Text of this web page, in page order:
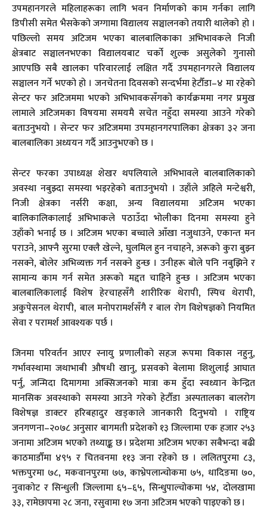
उपमहानगरले महिलाहरूका लागि भवन निर्माणको काम गर्नका लागि
डिपीसी समेत भैसकेको जग्गामा विद्यालय सञ्चालनको तयारी थालेको हो ।
पछिल्लो समय अटिजम भएका बालबालिकाका अभिभावकले निजी
क्षेत्रबाट सञ्चालनभएका विद्यालयबाट चर्को शुल्क असुलेको गुनासो
आएपछि सबै खालका परिवारलाई लक्षित गर्दै उपमहानगरले विद्यालय
सञ्चालन गर्ने भएको हो । जनचेतना दिवसको सन्दर्भमा हेटौँडा–४ मा रहेको
सेन्टर फर अटिजममा भएको अभिभावकसँगको कार्यक्रममा नगर प्रमुख
लामाले अटिजमका विषयमा समयमै सचेत नहुँदा समस्या आउने गरेको
बताउनुभयो । सेन्टर फर अटिजममा उपमहानगरपालिका क्षेत्रका ३२ जना
बालबालिका अध्ययन गर्दै आउनुभएको छ ।
सेन्टर फरका उपाध्यक्ष शेखर थपलियाले अभिभावले बालबालिकाको
अवस्था नबुझ्दा समस्या भइरहेको बताउनुभयो । उहाँले अहिले मन्टेश्वरी,
निजी क्षेत्रका नर्सरी कक्षा, अन्य विद्यालयमा अटिजम भएका
बालिकालिकालाई अभिभाकले पठाउँदा भोलीका दिनमा समस्या हुने
उहाँको भनाई छ । अटिजम भएका बच्चाले आँखा नजुधाउने, एकान्त मन
पराउने, आफ्नै सुरमा एक्लै खेल्ने, घुलमिल हुन नचाहने, अरूको कुरा बुझ्न
नसक्ने, बोलेर अभिव्यक्त गर्न नसक्ने हुन्छ । उनीहरू बोले पनि नबुझिने र
सामान्य काम गर्न समेत अरूको मद्दत चाहिने हुन्छ । अटिजम भएका
बालबालिकालाई विशेष हेरचाहसँगै शारीरिक थेरापी, स्पिच थेरापी,
अकुपेसनल थेरापी, बाल मनोपरामर्शसँगै र बाल रोग विशेषज्ञको नियमित
सेवा र परामर्श आवश्यक पर्छ ।
जिनमा परिवर्तन आएर स्नायु प्रणालीको सहज रूपमा विकास नहुनु,
गर्भावस्थामा जथाभाबी औषधी खानु, प्रसवको बेलामा शिशुलाई आघात
पर्नु, जन्मिदा दिमागमा अक्सिजनको मात्रा कम हुँदा स्वध्यान केन्द्रित
मानसिक अवस्थाको समस्या आउने गरेको हेटौँडा अस्पतालका बालरोग
विशेषज्ञ डाक्टर हरिबहादुर खड्काले जानकारी दिनुभयो । राष्ट्रिय
जनगणना–२०७८ अनुसार बागमती प्रदेशको १३ जिल्लामा एक हजार २५३
जनामा अटिजम भएको तथ्याङ्क छ । प्रदेशमा अटिजम भएका सबैभन्दा बढी
काठमाडौँमा ४९५ र चितवनमा ११३ जना रहेको छ । ललितपुरमा ८३,
भक्तपुरमा ७८, मकवानपुरमा ७७, काभ्रेपलान्चोकमा ७५, धादिङमा ७०,
नुवाकोट र सिन्धुली जिल्लामा ६५–६५, सिन्धुपाल्चोकमा ५४, दोलखामा
३३, रामेछापमा २८ जना, रसुवामा १७ जना अटिजम भएको पाइएको छ ।